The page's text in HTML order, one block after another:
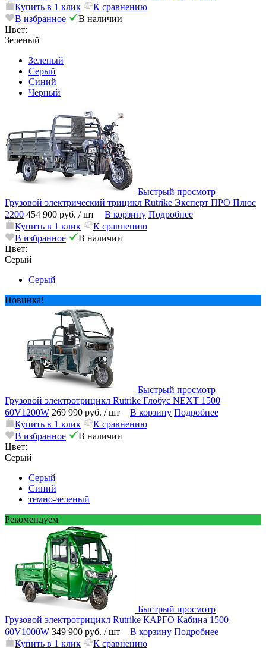
Купить в 1 клик
К сравнению
В избранное
В наличии
Цвет:
Зеленый
Зеленый
Серый
Синий
Черный
Быстрый просмотр
Грузовой электрический трицикл Rutrike Эксперт ПРО Плюс
2200 454 900 руб. / шт В корзину Подробнее
Купить в 1 клик
К сравнению
В избранное
В наличии
Цвет:
Серый
Серый
Новинка!
Быстрый просмотр
Грузовой электротрицикл Rutrike Глобус NEXT 1500
60V1200W 269 990 руб. / шт В корзину Подробнее
Купить в 1 клик
К сравнению
В избранное
В наличии
Цвет:
Серый
Серый
Синий
темно-зеленый
Рекомендуем
Быстрый просмотр
Грузовой электротрицикл Rutrike КАРГО Кабина 1500
60V1000W 349 900 руб. / шт В корзину Подробнее
Купить в 1 клик
К сравнению